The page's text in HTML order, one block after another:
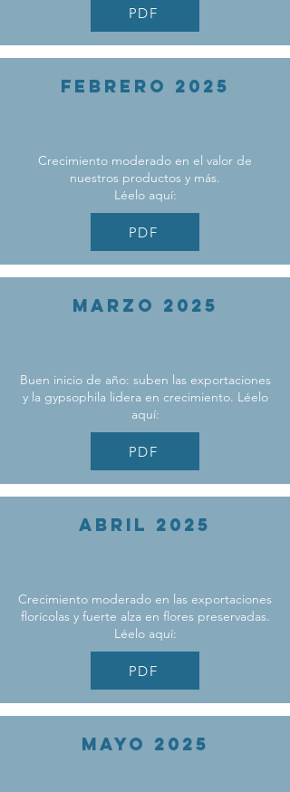
PDF
febrero 2025
Crecimiento moderado en el valor de
nuestros productos y más.
Léelo aquí:
PDF
MARZO 2025
Buen inicio de año: suben las exportaciones
y la gypsophila lidera en crecimiento. Léelo
aquí:
PDF
ABRIL 2025
Crecimiento moderado en las exportaciones
florícolas y fuerte alza en flores preservadas.
Léelo aquí:
PDF
MAYO 2025